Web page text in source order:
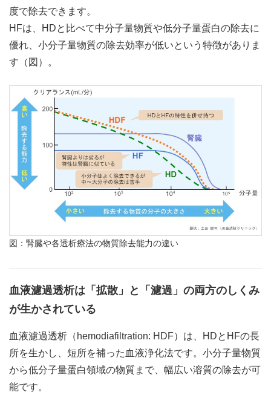
度で除去できます。
HFは、HDと比べて中分子量物質や低分子量蛋白の除去に
優れ、小分子量物質の除去効率が低いという特徴がありま
す（図）。
図：腎臓や各透析療法の物質除去能力の違い
血液濾過透析は「拡散」と「濾過」の両方のしくみ
が生かされている
血液濾過透析（hemodiafiltration: HDF）は、HDとHFの長
所を生かし、短所を補った血液浄化法です。小分子量物質
から低分子量蛋白領域の物質まで、幅広い溶質の除去が可
能です。